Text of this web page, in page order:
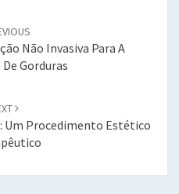
Não Invasiva Para A
Gorduras
Um Procedimento Estético